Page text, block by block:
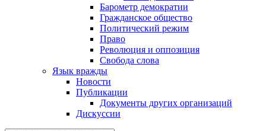
Барометр демократии
Гражданское общество
Политический режим
Право
Революция и оппозиция
Свобода слова
Язык вражды
Новости
Публикации
Документы других организаций
Дискуссии